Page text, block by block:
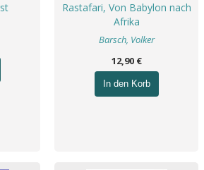
Rastafari, Von Babylon nach
Afrika
Barsch, Volker
12,90 €
In den Korb